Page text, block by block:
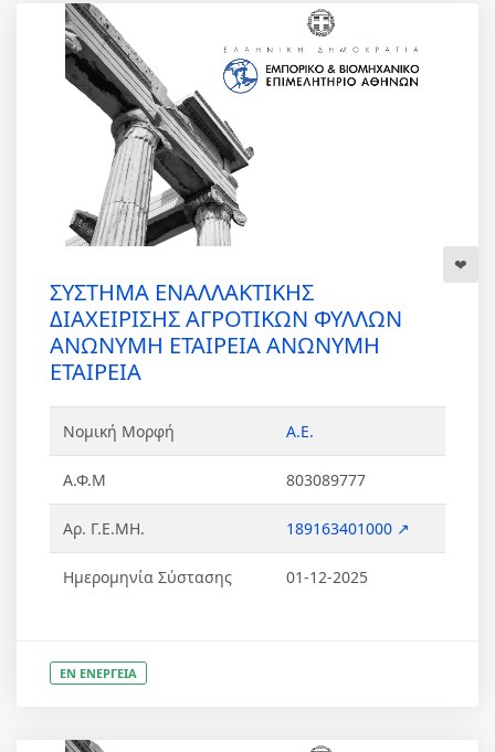
ΣΥΣΤΗΜΑ ΕΝΑΛΛΑΚΤΙΚΗΣ
ΔΙΑΧΕΙΡΙΣΗΣ ΑΓΡΟΤΙΚΩΝ ΦΥΛΛΩΝ
ΑΝΩΝΥΜΗ ΕΤΑΙΡΕΙΑ ΑΝΩΝΥΜΗ
ΕΤΑΙΡΕΙΑ
Νομική Μορφή Α.Ε.
Α.Φ.Μ 803089777
Αρ. Γ.Ε.ΜΗ. 189163401000 ↗
Ημερομηνία Σύστασης 01-12-2025
ΕΝ ΕΝΕΡΓΕΙΑ